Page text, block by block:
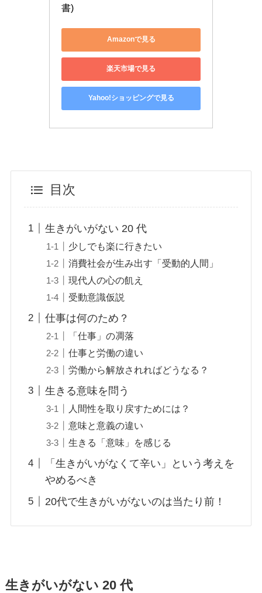
書)
Amazonで見る
楽天市場で見る
Yahoo!ショッピングで見る
目次
生きがいがない 20 代
少しでも楽に行きたい
消費社会が生み出す「受動的人間」
現代人の心の飢え
受動意識仮説
仕事は何のため？
「仕事」の凋落
仕事と労働の違い
労働から解放されればどうなる？
生きる意味を問う
人間性を取り戻すためには？
意味と意義の違い
生きる「意味」を感じる
「生きがいがなくて辛い」という考えを
やめるべき
20代で生きがいがないのは当たり前！
生きがいがない 20 代